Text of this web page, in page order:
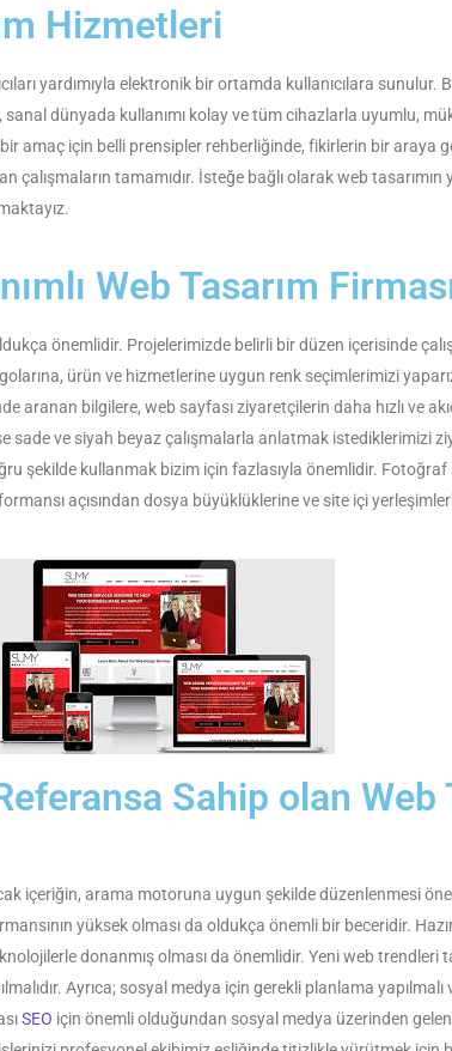
Hizmetleri
yardımıyla elektronik bir ortamda kullanıcılara sunulur.
sanal dünyada kullanımı kolay ve tüm cihazlarla uyumlu,
amaç için belli prensipler rehberliğinde, fikirlerin bir araya
tamamıdır. İsteğe bağlı olarak web tasarımın
Web Tasarım
önemlidir. Projelerimizde belirli bir düzen içerisinde
ürün ve hizmetlerine uygun renk seçimlerimizi
aranan bilgilere, web sayfası ziyaretçilerin daha hızlı ve
sade ve siyah beyaz çalışmalarla anlatmak istediklerimizi
şekilde kullanmak bizim için fazlasıyla önemlidir.
açısından dosya büyüklüklerine ve site içi
Sahip olan Web
içeriğin, arama motoruna uygun şekilde düzenlenmesi
yüksek olması da oldukça önemli bir beceridir.
donanmış olması da önemlidir. Yeni web
Ayrıca; sosyal medya için gerekli planlama
SEO için önemli olduğundan sosyal medya üzerinden